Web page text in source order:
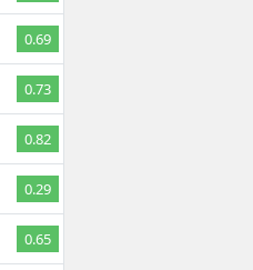
0.69
0.73
0.82
0.29
0.65